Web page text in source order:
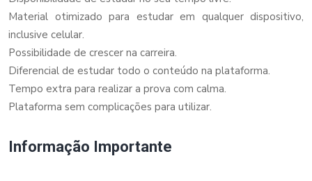
Material otimizado para estudar em qualquer dispositivo,
inclusive celular.
Possibilidade de crescer na carreira.
Diferencial de estudar todo o conteúdo na plataforma.
Tempo extra para realizar a prova com calma.
Plataforma sem complicações para utilizar.
Informação Importante